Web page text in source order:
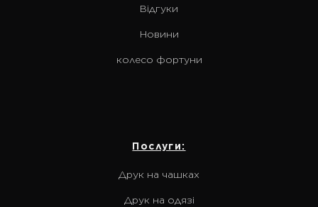
Відгуки
Новини
колесо фортуни
Послуги:
Друк на чашках
Друк на одязі